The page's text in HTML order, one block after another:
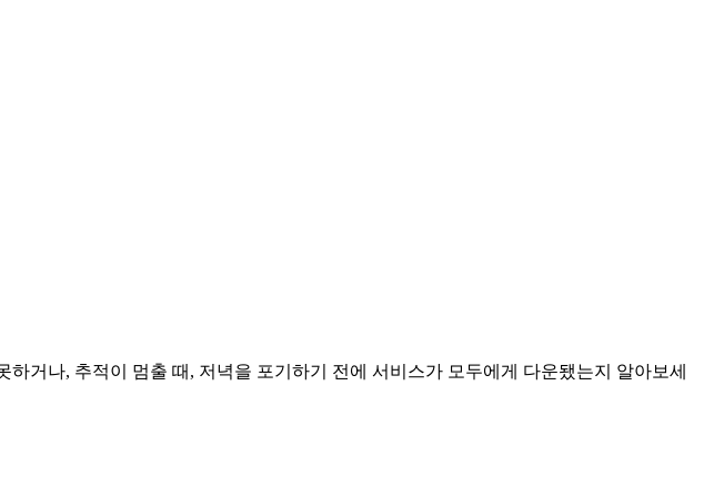
거나, 추적이 멈출 때, 저녁을 포기하기 전에 서비스가 모두에게 다운됐는지 알아보세